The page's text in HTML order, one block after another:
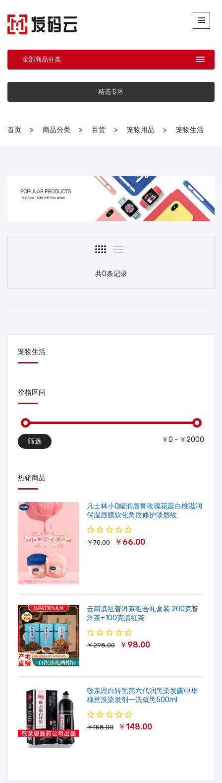
全部商品分类
精选专区
首页 商品分类 百货 宠物用品 宠物生活
共0条记录
宠物生活
价格区间
筛选 ￥0 - ￥2000
热销商品
凡士林小Q罐润唇膏玫瑰花蕊白桃滋润
保湿唇膜软化角质修护淡唇纹
￥70.00 ￥66.00
云南滇红普洱茶组合礼盒装 200克普
洱茶+100克滇红茶
￥298.00 ￥98.00
敬亲恩白转黑第六代润黑染发露中华
禅意洗染发剂一洗就黑500ml
￥158.00 ￥148.00